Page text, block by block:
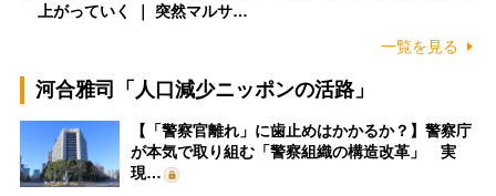
上がっていく ｜ 突然マルサ…
一覧を見る
河合雅司「人口減少ニッポンの活路」
【「警察官離れ」に歯止めはかかるか？】警察庁
が本気で取り組む「警察組織の構造改革」 実
現…